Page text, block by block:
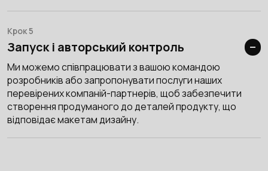
Крок 5
Запуск і авторський контроль
Ми можемо співпрацювати з вашою командою
розробників або запропонувати послуги наших
перевірених компаній-партнерів, щоб забезпечити
створення продуманого до деталей продукту, що
відповідає макетам дизайну.